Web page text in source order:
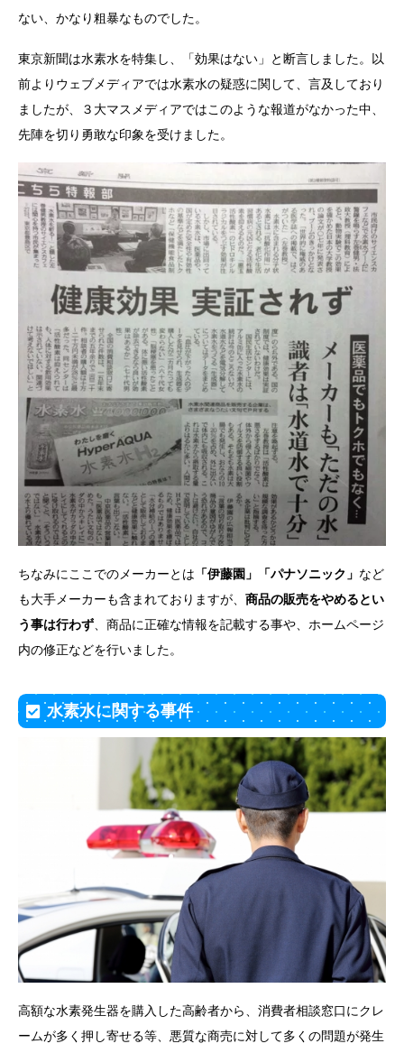
ない、かなり粗暴なものでした。
東京新聞は水素水を特集し、「効果はない」と断言しました。以
前よりウェブメディアでは水素水の疑惑に関して、言及しており
ましたが、３大マスメディアではこのような報道がなかった中、
先陣を切り勇敢な印象を受けました。
ちなみにここでのメーカーとは 「伊藤園」「パナソニック」 など
も大手メーカーも含まれておりますが、 商品の販売をやめるとい
う事は行わず 、商品に正確な情報を記載する事や、ホームページ
内の修正などを行いました。
水素水に関する事件
高額な水素発生器を購入した高齢者から、消費者相談窓口にクレ
ームが多く押し寄せる等、悪質な商売に対して多くの問題が発生